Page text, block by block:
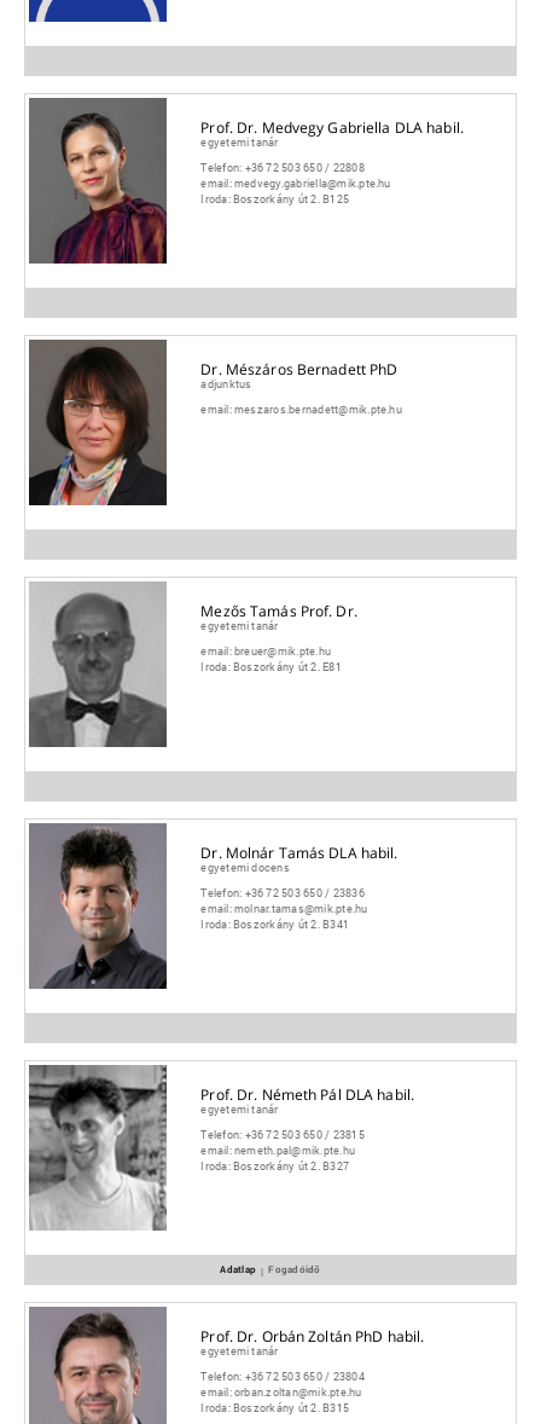
Prof. Dr. Medvegy Gabriella DLA habil.
egyetemi tanár
Telefon: +36 72 503 650 / 22808
email:medvegy.gabriella@mik.pte.hu
Iroda:Boszorkány út 2. B125
Dr. Mészáros Bernadett PhD
adjunktus
email:meszaros.bernadett@mik.pte.hu
Mezős Tamás Prof. Dr.
egyetemi tanár
email:breuer@mik.pte.hu
Iroda:Boszorkány út 2. E81
Dr. Molnár Tamás DLA habil.
egyetemi docens
Telefon: +36 72 503 650 / 23836
email:molnar.tamas@mik.pte.hu
Iroda:Boszorkány út 2. B341
Prof. Dr. Németh Pál DLA habil.
egyetemi tanár
Telefon: +36 72 503 650 / 23815
email:nemeth.pal@mik.pte.hu
Iroda:Boszorkány út 2. B327
Adatlap | Fogadóidő
Prof. Dr. Orbán Zoltán PhD habil.
egyetemi tanár
Telefon: +36 72 503 650 / 23804
email:orban.zoltan@mik.pte.hu
Iroda:Boszorkány út 2. B315